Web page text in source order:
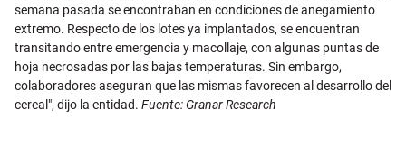
semana pasada se encontraban en condiciones de anegamiento
extremo. Respecto de los lotes ya implantados, se encuentran
transitando entre emergencia y macollaje, con algunas puntas de
hoja necrosadas por las bajas temperaturas. Sin embargo,
colaboradores aseguran que las mismas favorecen al desarrollo del
cereal", dijo la entidad. Fuente: Granar Research